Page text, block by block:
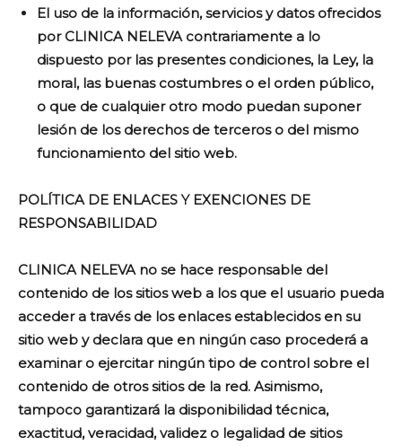
El uso de la información, servicios y datos ofrecidos
por CLINICA NELEVA contrariamente a lo
dispuesto por las presentes condiciones, la Ley, la
moral, las buenas costumbres o el orden público,
o que de cualquier otro modo puedan suponer
lesión de los derechos de terceros o del mismo
funcionamiento del sitio web.
POLÍTICA DE ENLACES Y EXENCIONES DE
RESPONSABILIDAD
CLINICA NELEVA no se hace responsable del
contenido de los sitios web a los que el usuario pueda
acceder a través de los enlaces establecidos en su
sitio web y declara que en ningún caso procederá a
examinar o ejercitar ningún tipo de control sobre el
contenido de otros sitios de la red. Asimismo,
tampoco garantizará la disponibilidad técnica,
exactitud, veracidad, validez o legalidad de sitios